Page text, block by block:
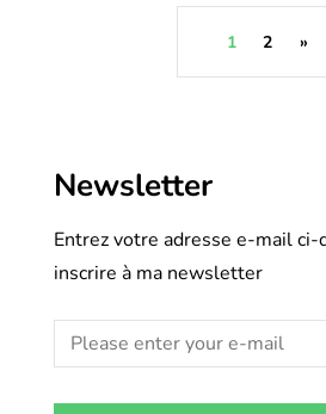
1 2 »
Newsletter
Entrez votre adresse e-mail ci-
inscrire à ma newsletter